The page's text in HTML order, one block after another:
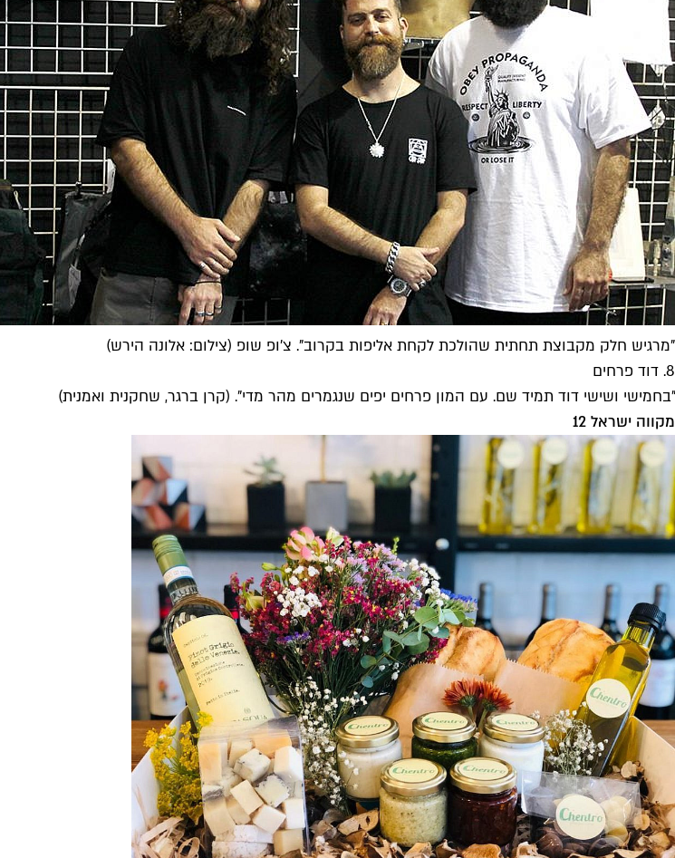
"מרגיש חלק מקבוצת תחתית שהולכת לקחת אליפות בקרוב". צ'ופ שופ (צילום: אלונה הירש)
8. דוד פרחים
"בחמישי ושישי דוד תמיד שם. עם המון פרחים יפים שנגמרים מהר מדי". (קרן ברגר, שחקנית ואמנית)
מקווה ישראל 12